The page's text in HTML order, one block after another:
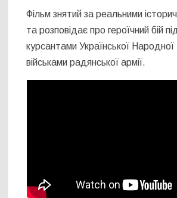
Фільм знятий за реальними
та розповідає про героїчний бій
курсантами Української Народної
військами радянської армії.